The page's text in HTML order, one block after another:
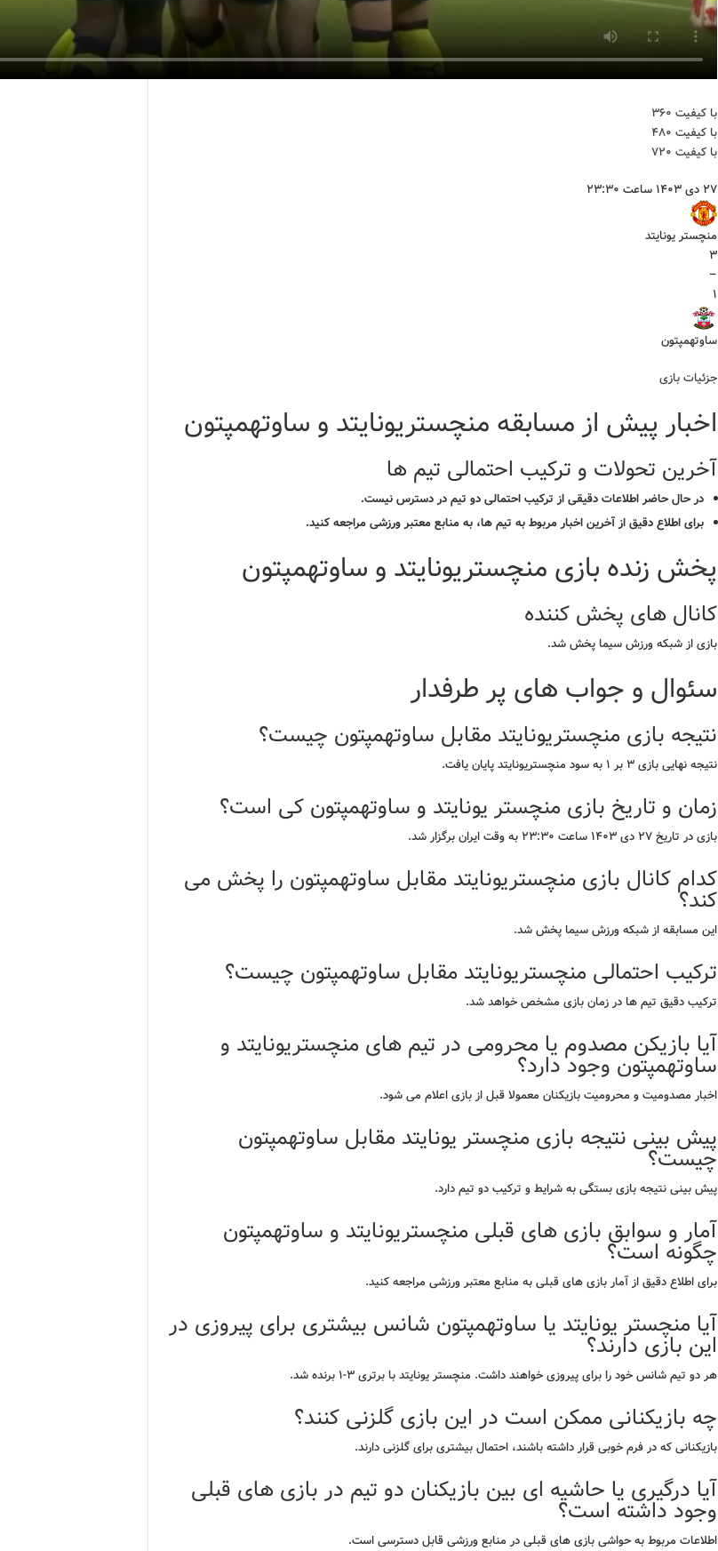
با کیفیت ۳۶۰
با کیفیت ۴۸۰
با کیفیت ۷۲۰
۲۷ دی ۱۴۰۳ ساعت ۲۳:۳۰
منچستر یونایتد
۳
–
۱
ساوتهمپتون
جزئیات بازی
اخبار پیش از مسابقه منچستریونایتد و ساوتهمپتون
آخرین تحولات و ترکیب احتمالی تیم ها
در حال حاضر اطلاعات دقیقی از ترکیب احتمالی دو تیم در دسترس نیست.
برای اطلاع دقیق از آخرین اخبار مربوط به تیم ها، به منابع معتبر ورزشی مراجعه کنید.
پخش زنده بازی منچستریونایتد و ساوتهمپتون
کانال های پخش کننده
بازی از شبکه ورزش سیما پخش شد.
سئوال و جواب های پر طرفدار
نتیجه بازی منچستریونایتد مقابل ساوتهمپتون چیست؟
نتیجه نهایی بازی ۳ بر ۱ به سود منچستریونایتد پایان یافت.
زمان و تاریخ بازی منچستر یونایتد و ساوتهمپتون کی است؟
بازی در تاریخ ۲۷ دی ۱۴۰۳ ساعت ۲۳:۳۰ به وقت ایران برگزار شد.
کدام کانال بازی منچستریونایتد مقابل ساوتهمپتون را پخش می
کند؟
این مسابقه از شبکه ورزش سیما پخش شد.
ترکیب احتمالی منچستریونایتد مقابل ساوتهمپتون چیست؟
ترکیب دقیق تیم ها در زمان بازی مشخص خواهد شد.
آیا بازیکن مصدوم یا محرومی در تیم های منچستریونایتد و
ساوتهمپتون وجود دارد؟
اخبار مصدومیت و محرومیت بازیکنان معمولا قبل از بازی اعلام می شود.
پیش بینی نتیجه بازی منچستر یونایتد مقابل ساوتهمپتون
چیست؟
پیش بینی نتیجه بازی بستگی به شرایط و ترکیب دو تیم دارد.
آمار و سوابق بازی های قبلی منچستریونایتد و ساوتهمپتون
چگونه است؟
برای اطلاع دقیق از آمار بازی های قبلی به منابع معتبر ورزشی مراجعه کنید.
آیا منچستر یونایتد یا ساوتهمپتون شانس بیشتری برای پیروزی در
این بازی دارند؟
هر دو تیم شانس خود را برای پیروزی خواهند داشت. منچستر یونایتد با برتری ۳-۱ برنده شد.
چه بازیکنانی ممکن است در این بازی گلزنی کنند؟
بازیکنانی که در فرم خوبی قرار داشته باشند، احتمال بیشتری برای گلزنی دارند.
آیا درگیری یا حاشیه ای بین بازیکنان دو تیم در بازی های قبلی
وجود داشته است؟
اطلاعات مربوط به حواشی بازی های قبلی در منابع ورزشی قابل دسترسی است.